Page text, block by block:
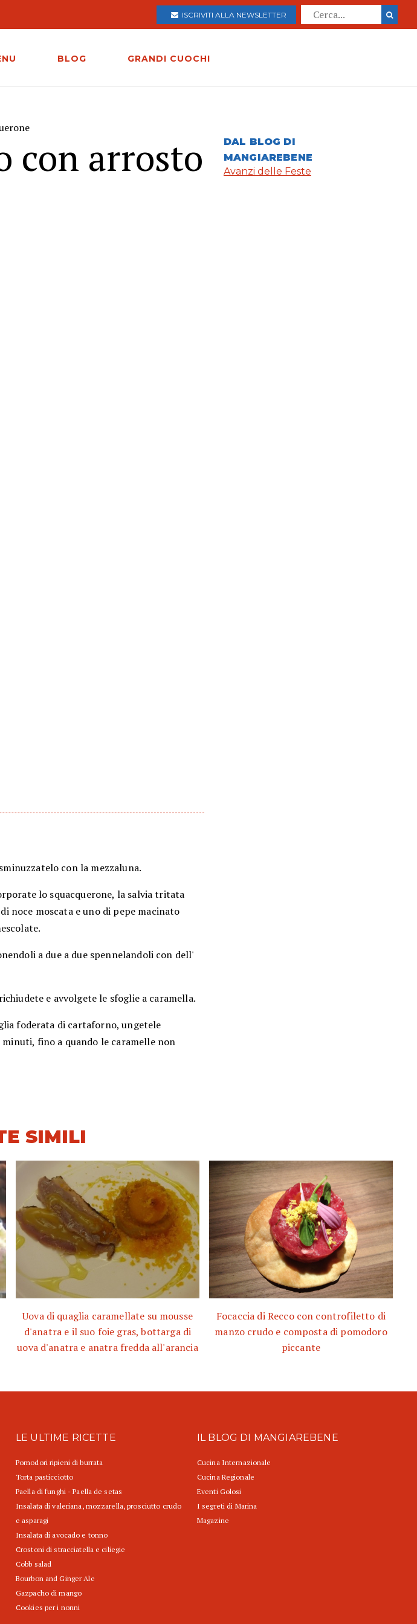
ISCRIVITI ALLA NEWSLETTER
BLOG GRANDI CUOCHI
con arrosto
con la mezzaluna.
lo squacquerone, la salvia tritata
noce moscata e uno di pepe macinato
a due a due spennelandoli con dell'
e avvolgete le sfoglie a caramella.
foderata di cartaforno, ungetele
fino a quando le caramelle non
DAL BLOG DI
MANGIAREBENE
Avanzi delle Feste
SIMILI
Uova di quaglia caramellate su mousse
d'anatra e il suo foie gras, bottarga di
uova d'anatra e anatra fredda all'arancia
Focaccia di Recco con controfiletto di
manzo crudo e composta di pomodoro
piccante
LE ULTIME RICETTE
Pomodori ripieni di burrata
Torta pasticciotto
Paella di funghi - Paella de setas
Insalata di valeriana, mozzarella, prosciutto crudo
e asparagi
Insalata di avocado e tonno
Crostoni di stracciatella e ciliegie
Cobb salad
Bourbon and Ginger Ale
Gazpacho di mango
Cookies per i nonni
IL BLOG DI MANGIAREBENE
Cucina Internazionale
Cucina Regionale
Eventi Golosi
I segreti di Marina
Magazine